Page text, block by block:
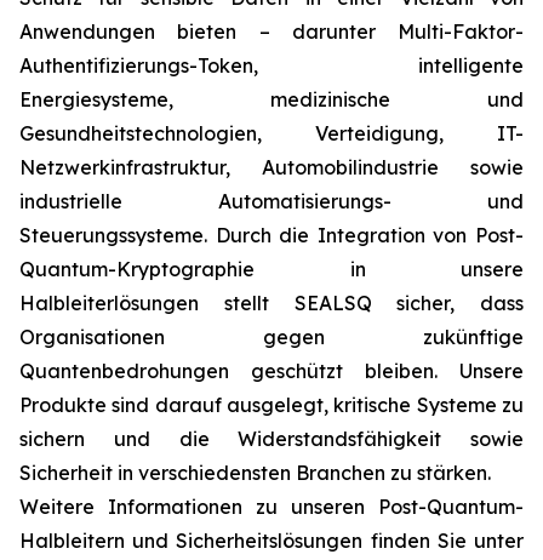
Anwendungen bieten – darunter Multi-Faktor-
Authentifizierungs-Token, intelligente
Energiesysteme, medizinische und
Gesundheitstechnologien, Verteidigung, IT-
Netzwerkinfrastruktur, Automobilindustrie sowie
industrielle Automatisierungs- und
Steuerungssysteme. Durch die Integration von Post-
Quantum-Kryptographie in unsere
Halbleiterlösungen stellt SEALSQ sicher, dass
Organisationen gegen zukünftige
Quantenbedrohungen geschützt bleiben. Unsere
Produkte sind darauf ausgelegt, kritische Systeme zu
sichern und die Widerstandsfähigkeit sowie
Sicherheit in verschiedensten Branchen zu stärken.
Weitere Informationen zu unseren Post-Quantum-
Halbleitern und Sicherheitslösungen finden Sie unter